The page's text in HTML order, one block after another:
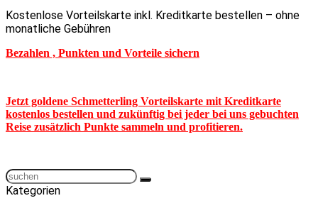
Kostenlose Vorteilskarte inkl. Kreditkarte bestellen – ohne
monatliche Gebühren
Bezahlen , Punkten und Vorteile sichern
Jetzt goldene Schmetterling Vorteilskarte mit Kreditkarte
kostenlos bestellen und zukünftig bei jeder bei uns gebuchten
Reise zusätzlich Punkte sammeln und profitieren.
Kategorien